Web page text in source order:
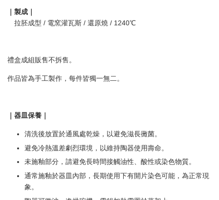
｜製成｜
拉胚成型 / 電窯灌瓦斯 / 還原燒 / 1240℃
禮盒成組販售不拆售。
作品皆為手工製作，每件皆獨一無二。
｜器皿保養｜
清洗後放置於通風處乾燥，以避免滋長黴菌。
避免冷熱溫差劇烈環境，以維持陶器使用壽命。
未施釉部分，請避免長時間接觸油性、酸性或染色物質。
通常施釉於器皿內部，長期使用下有開片染色可能，為正常現
象。